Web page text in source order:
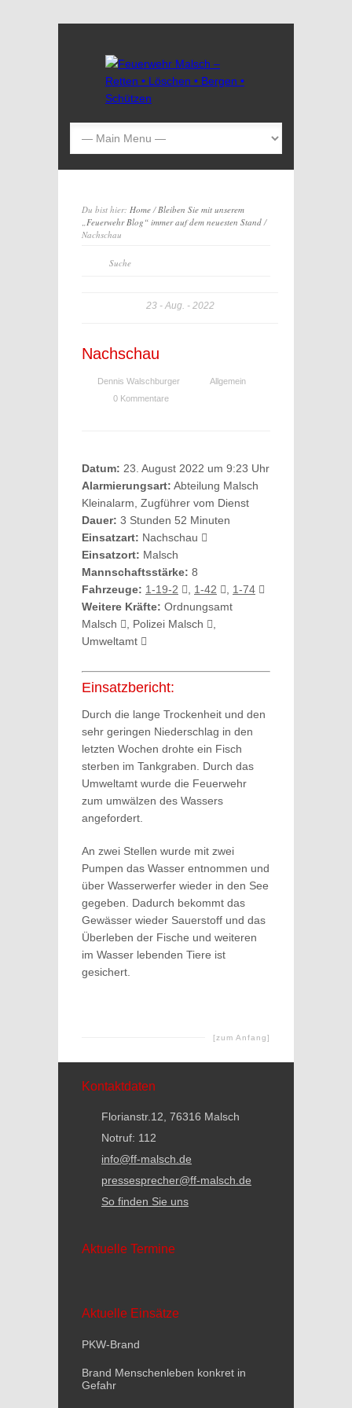
Du bist hier: Home/Bleiben Sie mit unserem
„Feuerwehr Blog“ immer auf dem neuesten Stand/
Nachschau
23 Aug. 2022
Nachschau
Dennis Walschburger
Allgemein
0 Kommentare
Datum: 23. August 2022 um 9:23 Uhr
Alarmierungsart: Abteilung Malsch
Kleinalarm, Zugführer vom Dienst
Dauer: 3 Stunden 52 Minuten
Einsatzart: Nachschau
Einsatzort: Malsch
Mannschaftsstärke: 8
Fahrzeuge: 1-19-2 1-42
1-74
Weitere Kräfte: Ordnungsamt
Malsch
, Polizei Malsch
Umweltamt
Einsatzbericht:
Durch die lange Trockenheit und den
sehr geringen Niederschlag in den
letzten Wochen drohte ein Fisch
sterben im Tankgraben. Durch das
Umweltamt wurde die Feuerwehr
zum umwälzen des Wassers
angefordert.
An zwei Stellen wurde mit zwei
Pumpen das Wasser entnommen und
über Wasserwerfer wieder in den See
gegeben. Dadurch bekommt das
Gewässer wieder Sauerstoff und das
Überleben der Fische und weiteren
im Wasser lebenden Tiere ist
gesichert.
[zum Anfang]
Kontaktdaten
Florianstr.12, 76316 Malsch
Notruf: 112
info@ff-malsch.de
pressesprecher@ff-malsch.de
So finden Sie uns
Aktuelle Termine
Aktuelle Einsätze
PKW-Brand
Brand Menschenleben konkret in
Gefahr